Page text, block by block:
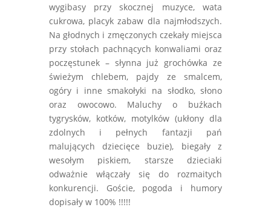
wygibasy przy skocznej muzyce, wata
cukrowa, placyk zabaw dla najmłodszych.
Na głodnych i zmęczonych czekały miejsca
przy stołach pachnących konwaliami oraz
poczęstunek – słynna już grochówka ze
świeżym chlebem, pajdy ze smalcem,
ogóry i inne smakołyki na słodko, słono
oraz owocowo. Maluchy o buźkach
tygrysków, kotków, motylków (ukłony dla
zdolnych i pełnych fantazji pań
malujących dziecięce buzie), biegały z
wesołym piskiem, starsze dzieciaki
odważnie włączały się do rozmaitych
konkurencji. Goście, pogoda i humory
dopisały w 100% !!!!!